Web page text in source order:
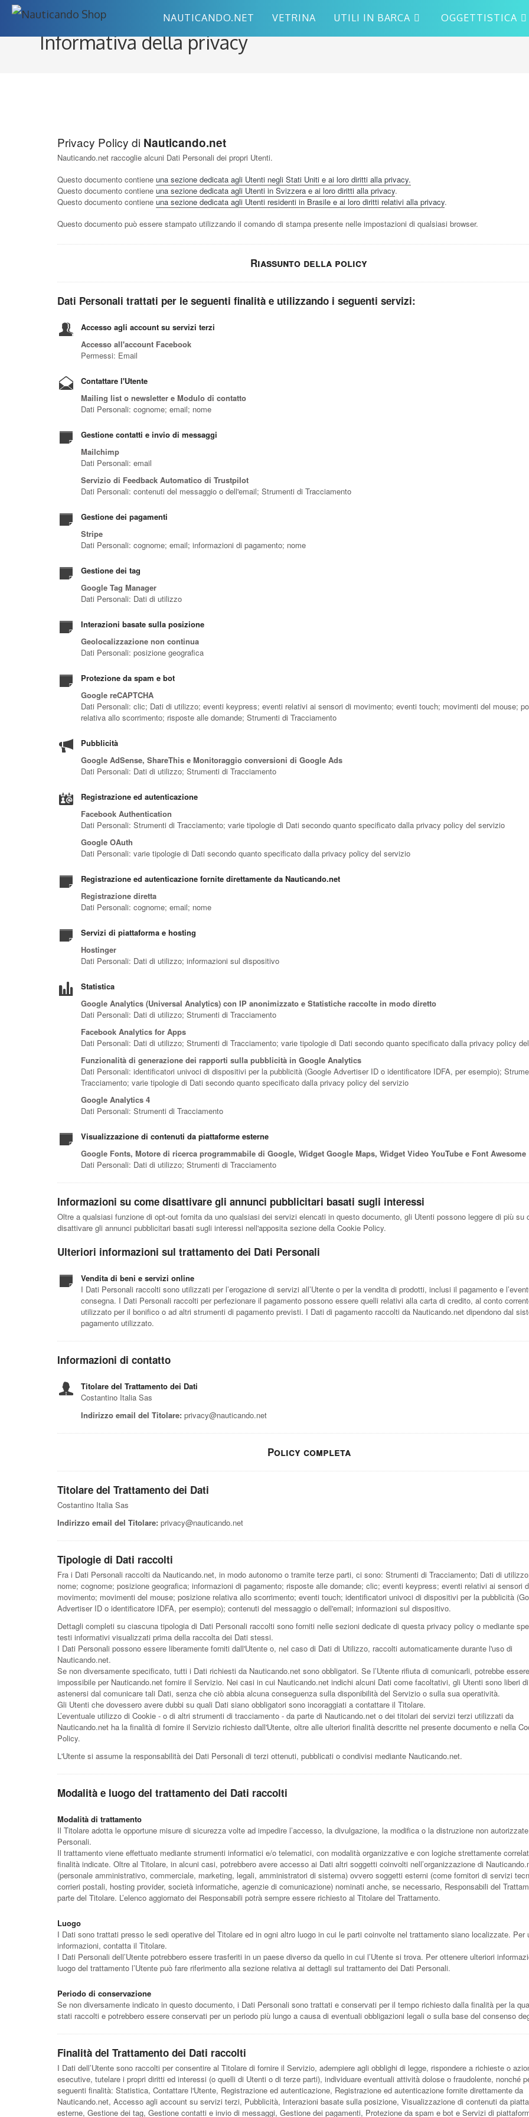
Salta
contenuto
NAUTICANDO.NET VETRINA UTILI IN BARCA OGGETTISTICA
Informativa della privacy
Privacy Policy di Nauticando.net
Nauticando.net raccoglie alcuni Dati Personali dei propri Utenti.
Questo documento contieneuna sezione dedicata agli Utenti negli Stati Uniti e ai loro diritti alla privacy.
Questo documento contieneuna sezione dedicata agli Utenti in Svizzera e ai loro diritti alla privacy.
Questo documento contieneuna sezione dedicata agli Utenti residenti in Brasile e ai loro diritti relativi alla privacy.
Questo documento può essere stampato utilizzando il comando di stampa presente nelle impostazioni di qualsiasi browser.
Riassunto della policy
Dati Personali trattati per le seguenti finalità e utilizzando i seguenti servizi:
Accesso agli account su servizi terzi
Accesso all'account Facebook
Permessi: Email
Contattare l'Utente
Mailing list o newsletter e Modulo di contatto
Dati Personali: cognome; email; nome
Gestione contatti e invio di messaggi
Mailchimp
Dati Personali: email
Servizio di Feedback Automatico di Trustpilot
Dati Personali: contenuti del messaggio o dell'email; Strumenti di Tracciamento
Gestione dei pagamenti
Stripe
Dati Personali: cognome; email; informazioni di pagamento; nome
Gestione dei tag
Google Tag Manager
Dati Personali: Dati di utilizzo
Interazioni basate sulla posizione
Geolocalizzazione non continua
Dati Personali: posizione geografica
Protezione da spam e bot
Google reCAPTCHA
Dati Personali: clic; Dati di utilizzo; eventi keypress; eventi relativi ai sensori di movimento; eventi touch; movimenti del mouse;
relativa allo scorrimento; risposte alle domande; Strumenti di Tracciamento
Pubblicità
Google AdSense, ShareThis e Monitoraggio conversioni di Google Ads
Dati Personali: Dati di utilizzo; Strumenti di Tracciamento
Registrazione ed autenticazione
Facebook Authentication
Dati Personali: Strumenti di Tracciamento; varie tipologie di Dati secondo quanto specificato dalla privacy policy del servizio
Google OAuth
Dati Personali: varie tipologie di Dati secondo quanto specificato dalla privacy policy del servizio
Registrazione ed autenticazione fornite direttamente da Nauticando.net
Registrazione diretta
Dati Personali: cognome; email; nome
Servizi di piattaforma e hosting
Hostinger
Dati Personali: Dati di utilizzo; informazioni sul dispositivo
Statistica
Google Analytics (Universal Analytics) con IP anonimizzato e Statistiche raccolte in modo diretto
Dati Personali: Dati di utilizzo; Strumenti di Tracciamento
Facebook Analytics for Apps
Dati Personali: Dati di utilizzo; Strumenti di Tracciamento; varie tipologie di Dati secondo quanto specificato dalla privacy policy
Funzionalità di generazione dei rapporti sulla pubblicità in Google Analytics
Dati Personali: identificatori univoci di dispositivi per la pubblicità (Google Advertiser ID o identificatore IDFA, per esempio);
Tracciamento; varie tipologie di Dati secondo quanto specificato dalla privacy policy del servizio
Google Analytics 4
Dati Personali: Strumenti di Tracciamento
Visualizzazione di contenuti da piattaforme esterne
Google Fonts, Motore di ricerca programmabile di Google, Widget Google Maps, Widget Video YouTube e Font Awesome
Dati Personali: Dati di utilizzo; Strumenti di Tracciamento
Informazioni su come disattivare gli annunci pubblicitari basati sugli interessi
Oltre a qualsiasi funzione di opt-out fornita da uno qualsiasi dei servizi elencati in questo documento, gli Utenti possono leggere di più su
disattivare gli annunci pubblicitari basati sugli interessi nell'apposita sezione della Cookie Policy.
Ulteriori informazioni sul trattamento dei Dati Personali
Vendita di beni e servizi online
I Dati Personali raccolti sono utilizzati per l’erogazione di servizi all’Utente o per la vendita di prodotti, inclusi il pagamento e
consegna. I Dati Personali raccolti per perfezionare il pagamento possono essere quelli relativi alla carta di credito, al conto
utilizzato per il bonifico o ad altri strumenti di pagamento previsti. I Dati di pagamento raccolti da Nauticando.net dipendono dal
pagamento utilizzato.
Informazioni di contatto
Titolare del Trattamento dei Dati
Costantino Italia Sas
Indirizzo email del Titolare: privacy@nauticando.net
Policy completa
Titolare del Trattamento dei Dati
Costantino Italia Sas
Indirizzo email del Titolare: privacy@nauticando.net
Tipologie di Dati raccolti
Fra i Dati Personali raccolti da Nauticando.net, in modo autonomo o tramite terze parti, ci sono: Strumenti di Tracciamento; Dati di
nome; cognome; posizione geografica; informazioni di pagamento; risposte alle domande; clic; eventi keypress; eventi relativi ai sensori
movimento; movimenti del mouse; posizione relativa allo scorrimento; eventi touch; identificatori univoci di dispositivi per la pubblicità
Advertiser ID o identificatore IDFA, per esempio); contenuti del messaggio o dell'email; informazioni sul dispositivo.
Dettagli completi su ciascuna tipologia di Dati Personali raccolti sono forniti nelle sezioni dedicate di questa privacy policy o mediante
testi informativi visualizzati prima della raccolta dei Dati stessi.
I Dati Personali possono essere liberamente forniti dall'Utente o, nel caso di Dati di Utilizzo, raccolti automaticamente durante l'uso di
Nauticando.net.
Se non diversamente specificato, tutti i Dati richiesti da Nauticando.net sono obbligatori. Se l’Utente rifiuta di comunicarli, potrebbe essere
impossibile per Nauticando.net fornire il Servizio. Nei casi in cui Nauticando.net indichi alcuni Dati come facoltativi, gli Utenti sono liberi di
astenersi dal comunicare tali Dati, senza che ciò abbia alcuna conseguenza sulla disponibilità del Servizio o sulla sua operatività.
Gli Utenti che dovessero avere dubbi su quali Dati siano obbligatori sono incoraggiati a contattare il Titolare.
L’eventuale utilizzo di Cookie - o di altri strumenti di tracciamento - da parte di Nauticando.net o dei titolari dei servizi terzi utilizzati da
Nauticando.net ha la finalità di fornire il Servizio richiesto dall'Utente, oltre alle ulteriori finalità descritte nel presente documento e nella
Policy.
L'Utente si assume la responsabilità dei Dati Personali di terzi ottenuti, pubblicati o condivisi mediante Nauticando.net.
Modalità e luogo del trattamento dei Dati raccolti
Modalità di trattamento
Il Titolare adotta le opportune misure di sicurezza volte ad impedire l’accesso, la divulgazione, la modifica o la distruzione non
Personali.
Il trattamento viene effettuato mediante strumenti informatici e/o telematici, con modalità organizzative e con logiche strettamente
finalità indicate. Oltre al Titolare, in alcuni casi, potrebbero avere accesso ai Dati altri soggetti coinvolti nell’organizzazione di
(personale amministrativo, commerciale, marketing, legali, amministratori di sistema) ovvero soggetti esterni (come fornitori di servizi
corrieri postali, hosting provider, società informatiche, agenzie di comunicazione) nominati anche, se necessario, Responsabili del
parte del Titolare. L’elenco aggiornato dei Responsabili potrà sempre essere richiesto al Titolare del Trattamento.
Luogo
I Dati sono trattati presso le sedi operative del Titolare ed in ogni altro luogo in cui le parti coinvolte nel trattamento siano localizzate. Per
informazioni, contatta il Titolare.
I Dati Personali dell’Utente potrebbero essere trasferiti in un paese diverso da quello in cui l’Utente si trova. Per ottenere ulteriori
luogo del trattamento l’Utente può fare riferimento alla sezione relativa ai dettagli sul trattamento dei Dati Personali.
Periodo di conservazione
Se non diversamente indicato in questo documento, i Dati Personali sono trattati e conservati per il tempo richiesto dalla finalità per la
stati raccolti e potrebbero essere conservati per un periodo più lungo a causa di eventuali obbligazioni legali o sulla base del consenso
Finalità del Trattamento dei Dati raccolti
I Dati dell’Utente sono raccolti per consentire al Titolare di fornire il Servizio, adempiere agli obblighi di legge, rispondere a richieste o
esecutive, tutelare i propri diritti ed interessi (o quelli di Utenti o di terze parti), individuare eventuali attività dolose o fraudolente, nonché
seguenti finalità: Statistica, Contattare l'Utente, Registrazione ed autenticazione, Registrazione ed autenticazione fornite direttamente da
Nauticando.net, Accesso agli account su servizi terzi, Pubblicità, Interazioni basate sulla posizione, Visualizzazione di contenuti da
esterne, Gestione dei tag, Gestione contatti e invio di messaggi, Gestione dei pagamenti, Protezione da spam e bot e Servizi di